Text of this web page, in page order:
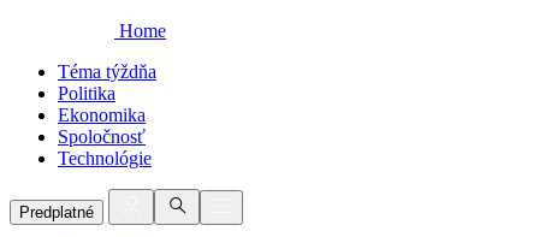
Home
Téma týždňa
Politika
Ekonomika
Spoločnosť
Technológie
Predplatné